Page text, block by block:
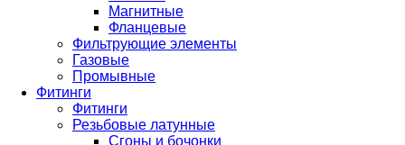
Магнитные
Фланцевые
Фильтрующие элементы
Газовые
Промывные
Фитинги
Фитинги
Резьбовые латунные
Сгоны и бочонки